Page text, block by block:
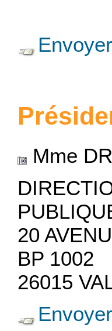
Mme
20
BP 1002
26015